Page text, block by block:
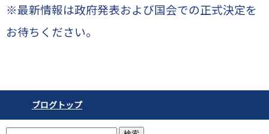
※最新情報は政府発表および国会での正式決定を
お待ちください。
ブログトップ